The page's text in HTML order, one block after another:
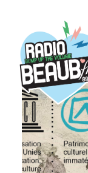
ACTUS
REPLAY
ÉMISSIONS